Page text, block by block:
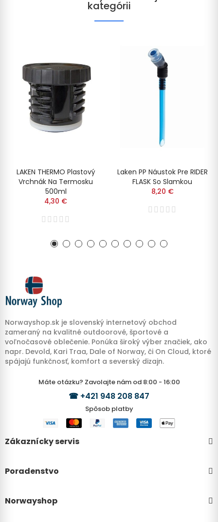
kategórii
LAKEN THERMO Plastový
Vrchnák Na Termosku
500ml
4,30 €
Laken PP Náustok Pre RIDER
FLASK So Slamkou
8,20 €
Norwayshop.sk je slovenský internetový obchod
zameraný na kvalitné outdoorové, športové a
voľnočasové oblečenie. Ponúka široký výber značiek, ako
napr. Devold, Kari Traa, Dale of Norway, či On Cloud, ktoré
spájajú funkčnosť, komfort a severský dizajn.
Máte otázku? Zavolajte nám od 8:00 - 16:00
☎ +421 948 208 847
Spôsob platby
Zákaznícky servis
Poradenstvo
Norwayshop